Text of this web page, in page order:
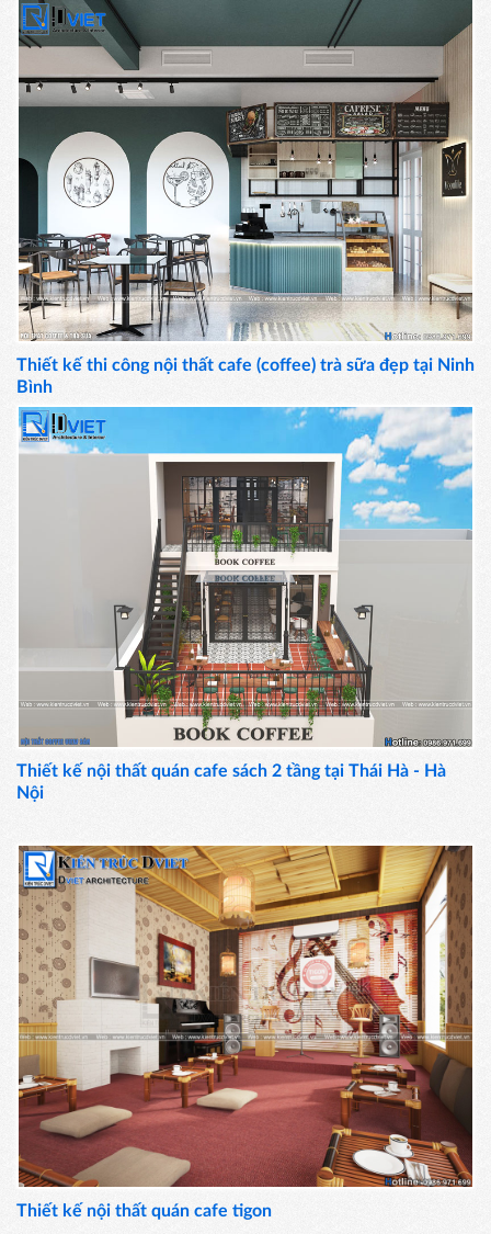
Thiết kế thi công nội thất cafe (coffee) trà sữa đẹp tại Ninh
Bình
Thiết kế nội thất quán cafe sách 2 tầng tại Thái Hà - Hà
Nội
Thiết kế nội thất quán cafe tigon